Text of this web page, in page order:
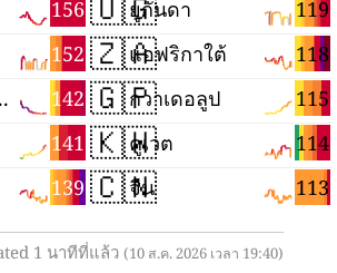
156
152
142
เรตส์
141
139
119
ยูกันดา
🇿🇦 118
แอฟริกาใต้
🇬🇵 115
กวาเดอลูป
🇰🇼 114
คูเวต
🇨🇳 113
จีน
1 นาทีที่แล้ว (10 ส.ค. 2026 เวลา 19:40)